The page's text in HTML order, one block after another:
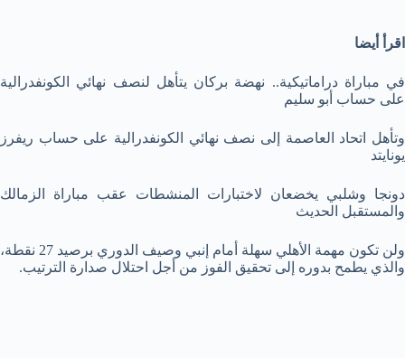
اقرأ أيضا
في مباراة دراماتيكية.. نهضة بركان يتأهل لنصف نهائي الكونفدرالية
على حساب أبو سليم
وتأهل اتحاد العاصمة إلى نصف نهائي الكونفدرالية على حساب ريفرز
يونايتد
دونجا وشلبي يخضعان لاختبارات المنشطات عقب مباراة الزمالك
والمستقبل الحديث
ولن تكون مهمة الأهلي سهلة أمام إنبي وصيف الدوري برصيد 27 نقطة،
والذي يطمح بدوره إلى تحقيق الفوز من أجل احتلال صدارة الترتيب.